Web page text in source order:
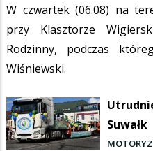
W czwartek (06.08) na
przy Klasztorze
Rodzinny, podczas
Wiśniewski.
Suwałk